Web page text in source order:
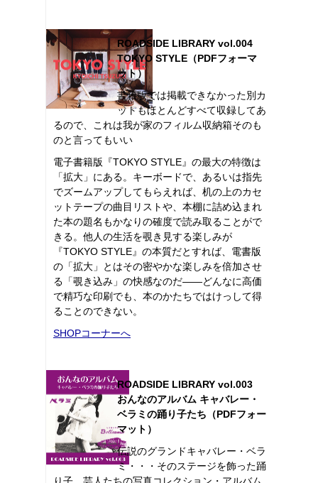
ROADSIDE LIBRARY vol.004
TOKYO STYLE（PDFフォーマ
ット）
書籍版では掲載できなかった別カ
ットもほとんどすべて収録してあ
るので、これは我が家のフィルム収納箱そのも
のと言ってもいい
電子書籍版『TOKYO STYLE』の最大の特徴は
「拡大」にある。キーボードで、あるいは指先
でズームアップしてもらえれば、机の上のカセ
ットテープの曲目リストや、本棚に詰め込まれ
た本の題名もかなりの確度で読み取ることがで
きる。他人の生活を覗き見する楽しみが
『TOKYO STYLE』の本質だとすれば、電書版
の「拡大」とはその密やかな楽しみを倍加させ
る「覗き込み」の快感なのだ――どんなに高価
で精巧な印刷でも、本のかたちではけっして得
ることのできない。
SHOPコーナーへ
ROADSIDE LIBRARY vol.003
おんなのアルバム キャバレー・
ベラミの踊り子たち（PDFフォー
マット）
伝説のグランドキャバレー・ベラ
ミ・・・そのステージを飾った踊
り子、芸人たちの写真コレクション・アルバム